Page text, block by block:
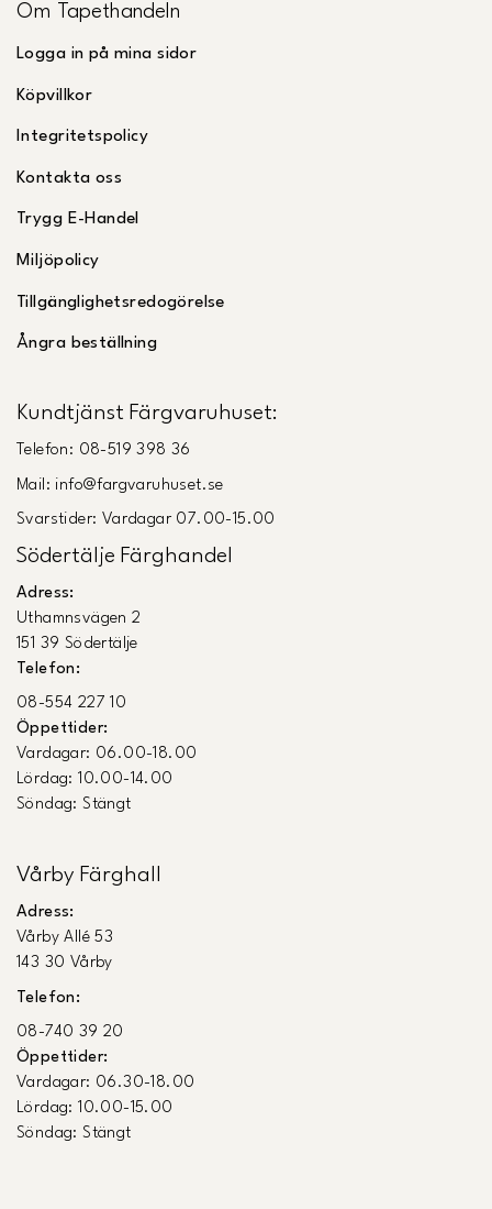
Om Tapethandeln
Logga in på mina sidor
Köpvillkor
Integritetspolicy
Kontakta oss
Trygg E-Handel
Miljöpolicy
Tillgänglighetsredogörelse
Ångra beställning
Kundtjänst Färgvaruhuset:
Telefon: 08-519 398 36
Mail: info@fargvaruhuset.se
Svarstider: Vardagar 07.00-15.00
Södertälje Färghandel
Adress:
Uthamnsvägen 2
151 39 Södertälje
Telefon:
08-554 227 10
Öppettider:
Vardagar: 06.00-18.00
Lördag: 10.00-14.00
Söndag: Stängt
Vårby Färghall
Adress:
Vårby Allé 53
143 30 Vårby
Telefon:
08-740 39 20
Öppettider:
Vardagar: 06.30-18.00
Lördag: 10.00-15.00
Söndag: Stängt